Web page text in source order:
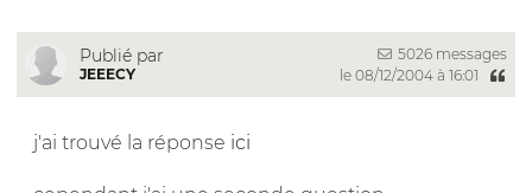
Publié par
JEEECY
5026 messages
le 08/12/2004 à 16:01
j'ai trouvé la réponse ici